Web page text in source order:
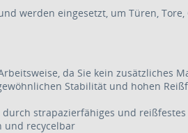
werden eingesetzt, um Türen,
da Sie kein zusätzliches
Stabilität und hohen
strapazierfähiges und reißfestes
und recycelbar